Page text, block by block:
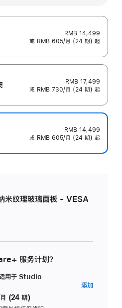
RMB 14,499
或 RMB 605/月 (24 期) 起
RMB 17,499
或 RMB 730/月 (24 期) 起
RMB 14,499
或 RMB 605/月 (24 期) 起
纹理玻璃面板 - VESA
服务计划？
用于 Studio
(24 期)
添加